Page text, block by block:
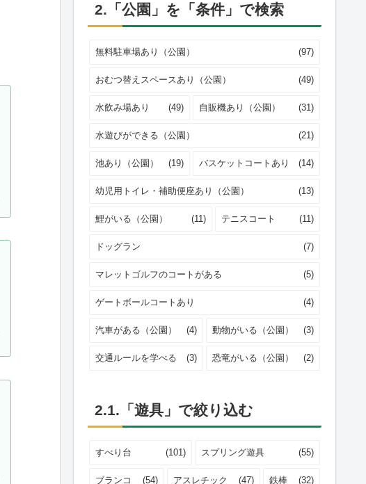
2.「公園」を「条件」で検索
無料駐車場あり（公園） (97)
おむつ替えスペースあり（公園） (49)
水飲み場あり (49) 自販機あり（公園） (31)
水遊びができる（公園） (21)
池あり（公園） (19) バスケットコートあり (14)
幼児用トイレ・補助便座あり（公園） (13)
鯉がいる（公園） (11) テニスコート (11)
ドッグラン (7)
マレットゴルフのコートがある (5)
ゲートボールコートあり (4)
汽車がある（公園） (4) 動物がいる（公園） (3)
交通ルールを学べる (3) 恐竜がいる（公園） (2)
2.1.「遊具」で絞り込む
すべり台 (101) スプリング遊具 (55)
ブランコ (54) アスレチック (47) 鉄棒 (32)